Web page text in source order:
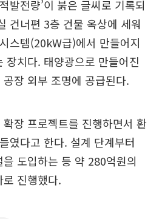
발전량’이 붉은 글씨로 기록되
건너편 3층 건물 옥상에 세워
스템(20kW급)에서 만들어지
장치다. 태양광으로 만들어진
장 외부 조명에 공급된다.
장 프로젝트를 진행하면서 환
였다고 한다. 설계 단계부터
도입하는 등 약 280억원의
진행했다.